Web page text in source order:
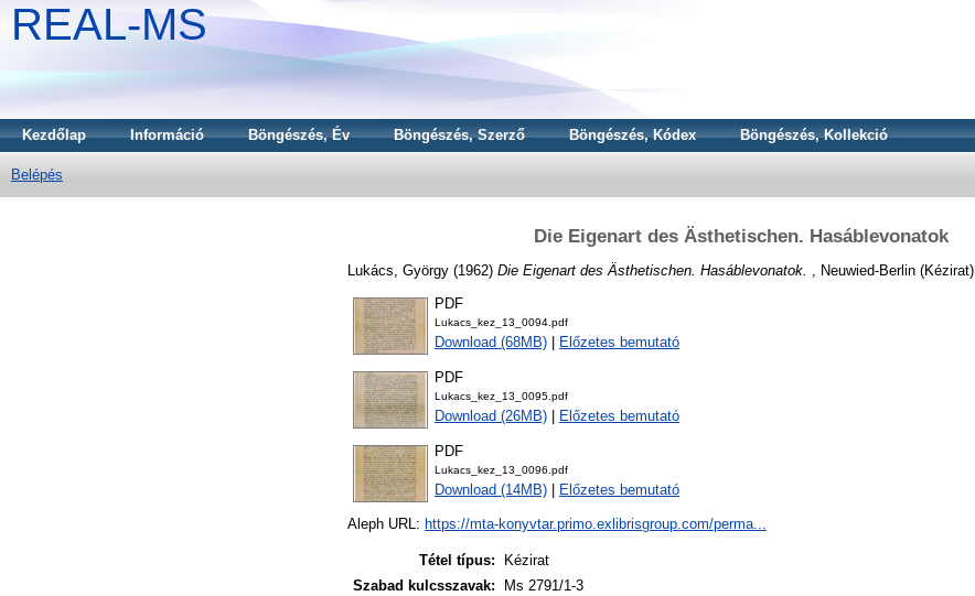
REAL-MS
Kezdőlap Információ Böngészés, Év Böngészés, Szerző Böngészés, Kódex Böngészés, Kollekció
Belépés
Die Eigenart des Ästhetischen. Hasáblevonatok
Lukács, György (1962) Die Eigenart des Ästhetischen. Hasáblevonatok. , Neuwied-Berlin (Kézirat)
PDF
Lukacs_kez_13_0094.pdf
Download (68MB) Előzetes bemutató
PDF
Lukacs_kez_13_0095.pdf
Download (26MB) Előzetes bemutató
PDF
Lukacs_kez_13_0096.pdf
Download (14MB) Előzetes bemutató
Aleph URL: https://mta-konyvtar.primo.exlibrisgroup.com/perma...
Tétel típus:
Kézirat
Szabad kulcsszavak:
Ms 2791/1-3